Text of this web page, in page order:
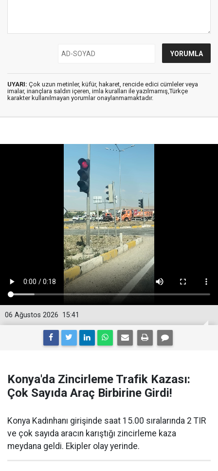
UYARI: Çok uzun metinler, küfür, hakaret, rencide edici cümleler veya
imalar, inançlara saldırı içeren, imla kuralları ile yazılmamış,Türkçe
karakter kullanılmayan yorumlar onaylanmamaktadır.
15:41
06 Ağustos 2026
Konya'da Zincirleme Trafik Kazası:
Çok Sayıda Araç Birbirine Girdi!
Konya Kadınhanı girişinde saat 15.00 sıralarında 2 TIR
ve çok sayıda aracın karıştığı zincirleme kaza
meydana geldi. Ekipler olay yerinde.